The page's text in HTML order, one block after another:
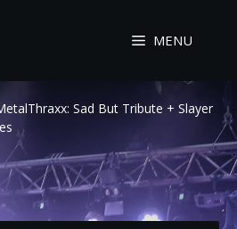
MENU
Sad But Tribute + Slayer